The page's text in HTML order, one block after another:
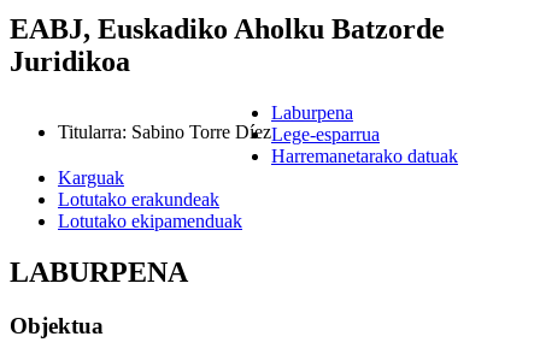
EABJ, Euskadiko Aholku Batzorde
Juridikoa
Titularra: Sabino Torre Díez
Laburpena
Lege-esparrua
Harremanetarako datuak
Karguak
Lotutako erakundeak
Lotutako ekipamenduak
LABURPENA
Objektua